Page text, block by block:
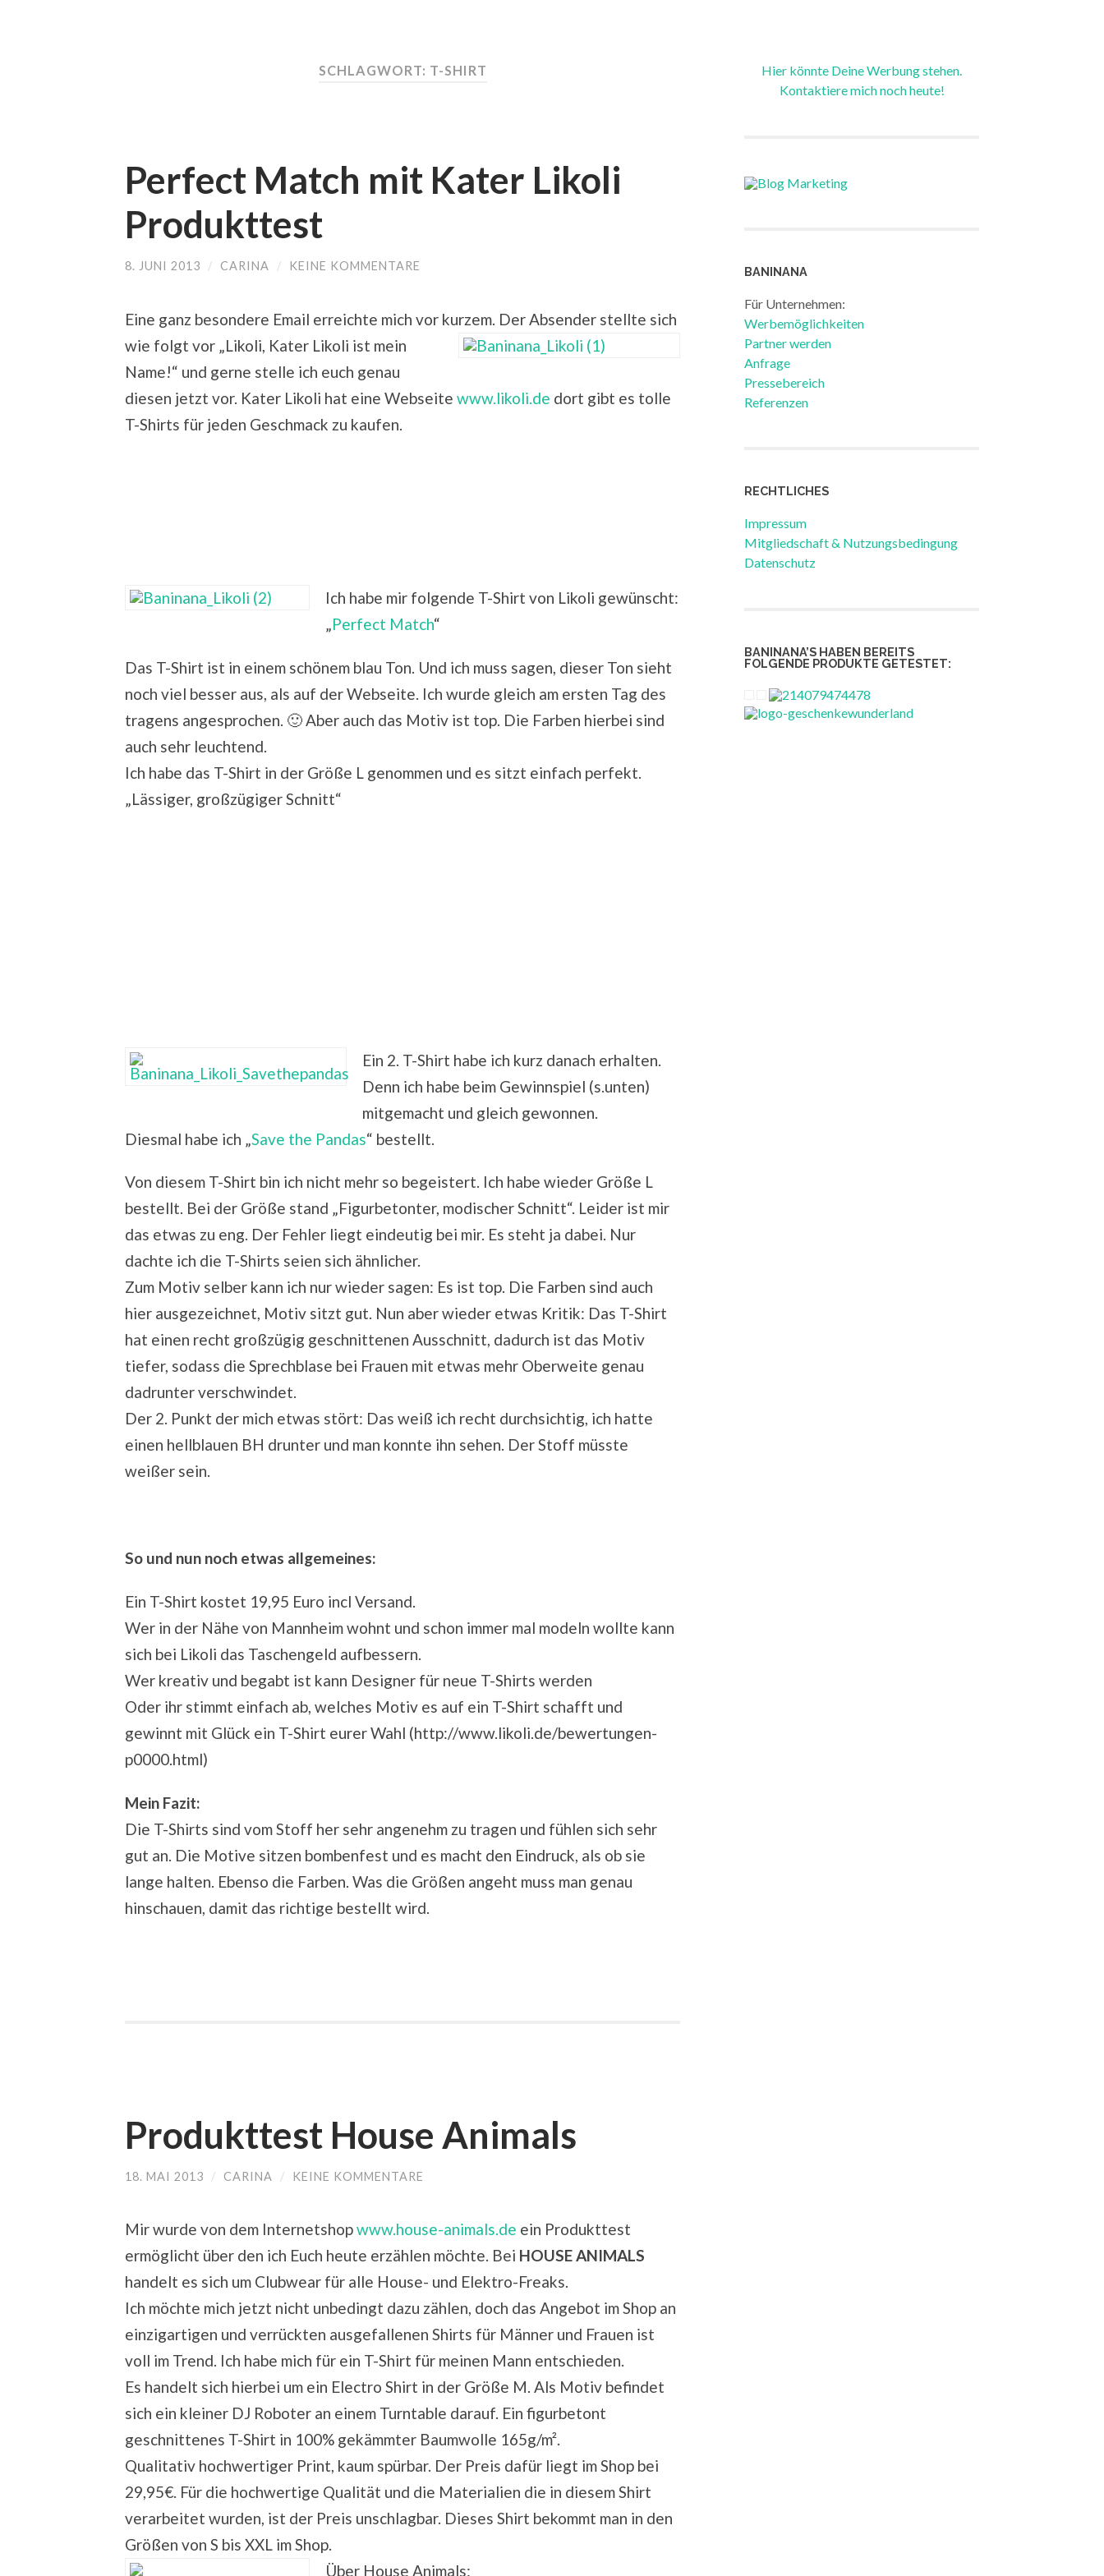
SCHLAGWORT: T-SHIRT
Perfect Match mit Kater Likoli
Produkttest
8. JUNI 2013 / CARINA / KEINE KOMMENTARE
Eine ganz besondere Email erreichte mich vor kurzem. Der Absender stellte sich
wie folgt vor „Likoli, Kater Likoli ist mein
Name!“ und gerne stelle ich euch genau
diesen jetzt vor. Kater Likoli hat eine Webseite www.likoli.de dort gibt es tolle
T-Shirts für jeden Geschmack zu kaufen.
Ich habe mir folgende T-Shirt von Likoli gewünscht:
„Perfect Match“
Das T-Shirt ist in einem schönem blau Ton. Und ich muss sagen, dieser Ton sieht
noch viel besser aus, als auf der Webseite. Ich wurde gleich am ersten Tag des
tragens angesprochen. 🙂 Aber auch das Motiv ist top. Die Farben hierbei sind
auch sehr leuchtend.
Ich habe das T-Shirt in der Größe L genommen und es sitzt einfach perfekt.
„Lässiger, großzügiger Schnitt“
Ein 2. T-Shirt habe ich kurz danach erhalten.
Denn ich habe beim Gewinnspiel (s.unten)
mitgemacht und gleich gewonnen.
Diesmal habe ich „ Save the Pandas“ bestellt.
Von diesem T-Shirt bin ich nicht mehr so begeistert. Ich habe wieder Größe L
bestellt. Bei der Größe stand „Figurbetonter, modischer Schnitt“. Leider ist mir
das etwas zu eng. Der Fehler liegt eindeutig bei mir. Es steht ja dabei. Nur
dachte ich die T-Shirts seien sich ähnlicher.
Zum Motiv selber kann ich nur wieder sagen: Es ist top. Die Farben sind auch
hier ausgezeichnet, Motiv sitzt gut. Nun aber wieder etwas Kritik: Das T-Shirt
hat einen recht großzügig geschnittenen Ausschnitt, dadurch ist das Motiv
tiefer, sodass die Sprechblase bei Frauen mit etwas mehr Oberweite genau
dadrunter verschwindet.
Der 2. Punkt der mich etwas stört: Das weiß ich recht durchsichtig, ich hatte
einen hellblauen BH drunter und man konnte ihn sehen. Der Stoff müsste
weißer sein.
So und nun noch etwas allgemeines:
Ein T-Shirt kostet 19,95 Euro incl Versand.
Wer in der Nähe von Mannheim wohnt und schon immer mal modeln wollte kann
sich bei Likoli das Taschengeld aufbessern.
Wer kreativ und begabt ist kann Designer für neue T-Shirts werden
Oder ihr stimmt einfach ab, welches Motiv es auf ein T-Shirt schafft und
gewinnt mit Glück ein T-Shirt eurer Wahl (http://www.likoli.de/bewertungen-
p0000.html)
Mein Fazit:
Die T-Shirts sind vom Stoff her sehr angenehm zu tragen und fühlen sich sehr
gut an. Die Motive sitzen bombenfest und es macht den Eindruck, als ob sie
lange halten. Ebenso die Farben. Was die Größen angeht muss man genau
hinschauen, damit das richtige bestellt wird.
Produkttest House Animals
18. MAI 2013 / CARINA / KEINE KOMMENTARE
Mir wurde von dem Internetshopwww.house-animals.de ein Produkttest
ermöglicht über den ich Euch heute erzählen möchte. Bei HOUSE ANIMALS
handelt es sich um Clubwear für alle House- und Elektro-Freaks.
Ich möchte mich jetzt nicht unbedingt dazu zählen, doch das Angebot im Shop an
einzigartigen und verrückten ausgefallenen Shirts für Männer und Frauen ist
voll im Trend. Ich habe mich für ein T-Shirt für meinen Mann entschieden.
Es handelt sich hierbei um ein Electro Shirt in der Größe M. Als Motiv befindet
sich ein kleiner DJ Roboter an einem Turntable darauf. Ein figurbetont
geschnittenes T-Shirt in 100% gekämmter Baumwolle 165g/m².
Qualitativ hochwertiger Print, kaum spürbar. Der Preis dafür liegt im Shop bei
29,95€. Für die hochwertige Qualität und die Materialien die in diesem Shirt
verarbeitet wurden, ist der Preis unschlagbar. Dieses Shirt bekommt man in den
Größen von S bis XXL im Shop.
Über House Animals:
Hier könnte Deine Werbung stehen.
Kontaktiere mich noch heute!
BANINANA
Für Unternehmen:
Werbemöglichkeiten
Partner werden
Anfrage
Pressebereich
Referenzen
RECHTLICHES
Impressum
Mitgliedschaft & Nutzungsbedingung
Datenschutz
BANINANA’S HABEN BEREITS
FOLGENDE PRODUKTE GETESTET: